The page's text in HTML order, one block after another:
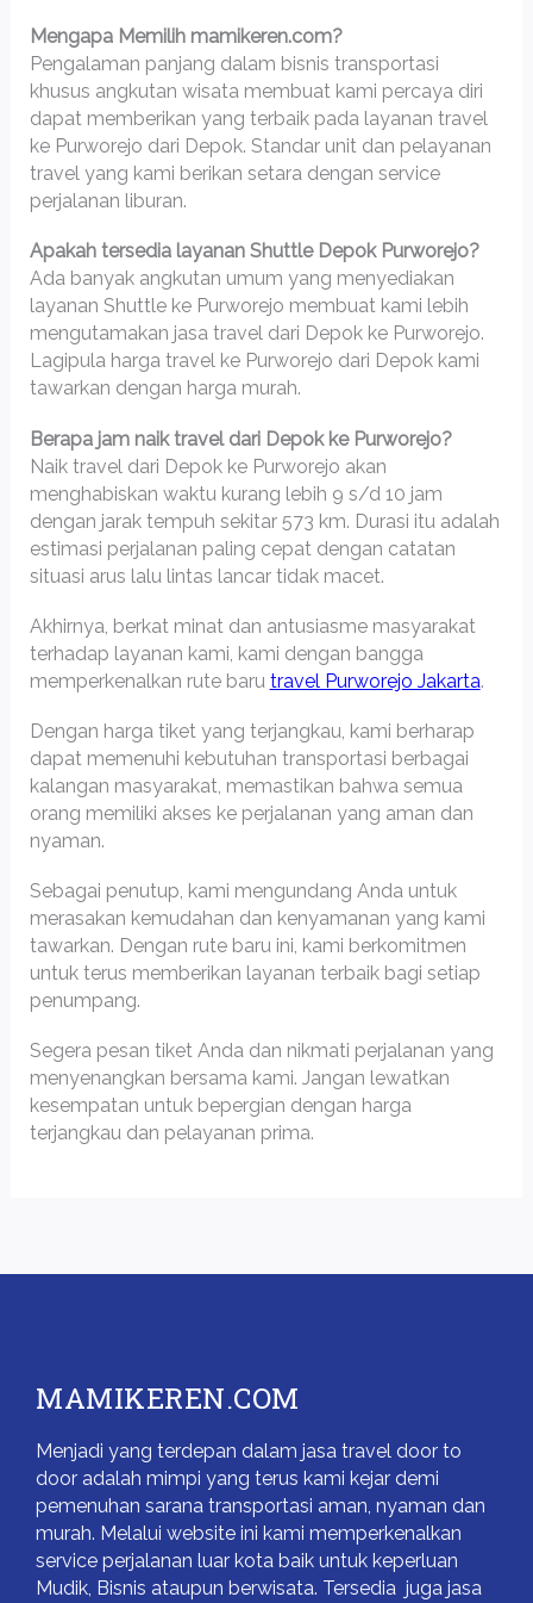
Mengapa Memilih mamikeren.com?
Pengalaman panjang dalam bisnis transportasi
khusus angkutan wisata membuat kami percaya diri
dapat memberikan yang terbaik pada layanan travel
ke Purworejo dari Depok. Standar unit dan pelayanan
travel yang kami berikan setara dengan service
perjalanan liburan.
Apakah tersedia layanan Shuttle Depok Purworejo?
Ada banyak angkutan umum yang menyediakan
layanan Shuttle ke Purworejo membuat kami lebih
mengutamakan jasa travel dari Depok ke Purworejo.
Lagipula harga travel ke Purworejo dari Depok kami
tawarkan dengan harga murah.
Berapa jam naik travel dari Depok ke Purworejo?
Naik travel dari Depok ke Purworejo akan
menghabiskan waktu kurang lebih 9 s/d 10 jam
dengan jarak tempuh sekitar 573 km. Durasi itu adalah
estimasi perjalanan paling cepat dengan catatan
situasi arus lalu lintas lancar tidak macet.
Akhirnya, berkat minat dan antusiasme masyarakat
terhadap layanan kami, kami dengan bangga
memperkenalkan rute baru travel Purworejo Jakarta.
Dengan harga tiket yang terjangkau, kami berharap
dapat memenuhi kebutuhan transportasi berbagai
kalangan masyarakat, memastikan bahwa semua
orang memiliki akses ke perjalanan yang aman dan
nyaman.
Sebagai penutup, kami mengundang Anda untuk
merasakan kemudahan dan kenyamanan yang kami
tawarkan. Dengan rute baru ini, kami berkomitmen
untuk terus memberikan layanan terbaik bagi setiap
penumpang.
Segera pesan tiket Anda dan nikmati perjalanan yang
menyenangkan bersama kami. Jangan lewatkan
kesempatan untuk bepergian dengan harga
terjangkau dan pelayanan prima.
MAMIKEREN.COM
Menjadi yang terdepan dalam jasa travel door to
door adalah mimpi yang terus kami kejar demi
pemenuhan sarana transportasi aman, nyaman dan
murah. Melalui website ini kami memperkenalkan
service perjalanan luar kota baik untuk keperluan
Mudik, Bisnis ataupun berwisata. Tersedia juga jasa